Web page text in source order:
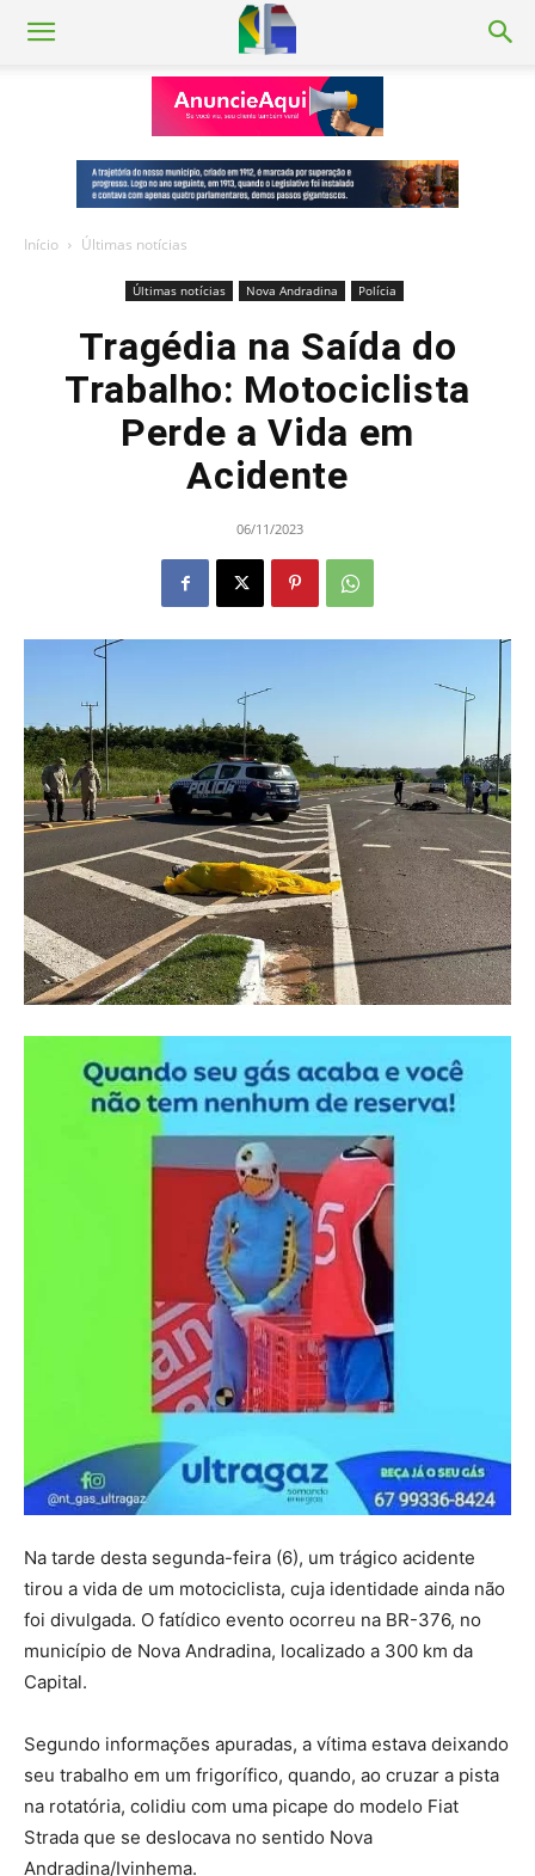
Início Últimas notícias
Últimas notícias Nova Andradina Polícia
Tragédia na Saída do
Trabalho: Motociclista
Perde a Vida em
Acidente
06/11/2023
Na tarde desta segunda-feira (6), um trágico acidente
tirou a vida de um motociclista, cuja identidade ainda não
foi divulgada. O fatídico evento ocorreu na BR-376, no
município de Nova Andradina, localizado a 300 km da
Capital.
Segundo informações apuradas, a vítima estava deixando
seu trabalho em um frigorífico, quando, ao cruzar a pista
na rotatória, colidiu com uma picape do modelo Fiat
Strada que se deslocava no sentido Nova
Andradina/Ivinhema.